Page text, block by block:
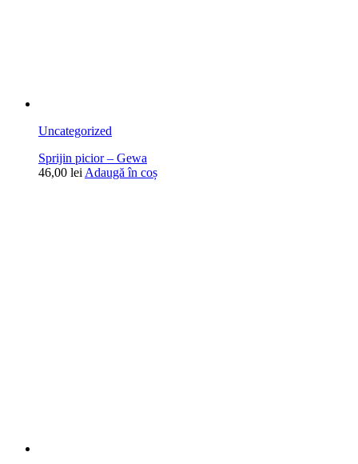
Uncategorized
Sprijin picior – Gewa
46,00 lei Adaugă în coș